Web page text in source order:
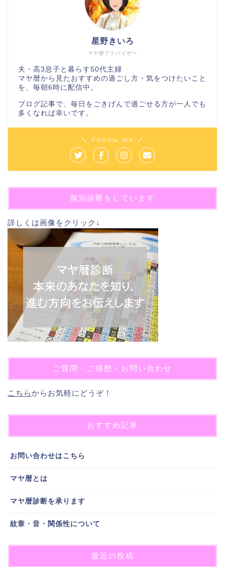
マヤ暦アドバイザー
星野きいろ
夫・高3息子と暮らす50代主婦
マヤ暦から見たおすすめの過ごし方・気をつけたいこと
を、毎朝6時に配信中。
ブログ記事で、毎日をごきげんで過ごせる方が一人でも
多くなれば幸いです。
＼ Follow me ／
個別診断をしています
詳しくは画像をクリック↓
ご質問・ご感想・お問い合わせ
こちらからお気軽にどうぞ！
おすすめ記事
お問い合わせはこちら
マヤ暦とは
マヤ暦診断を承ります
紋章・音・関係性について
最近の投稿